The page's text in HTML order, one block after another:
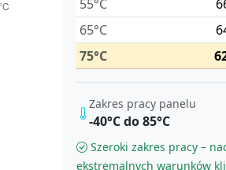
55°C
65°C
75°C
Zakres pracy panelu
-40°C do 85°C
Szeroki zakres pracy –
ekstremalnych warunków